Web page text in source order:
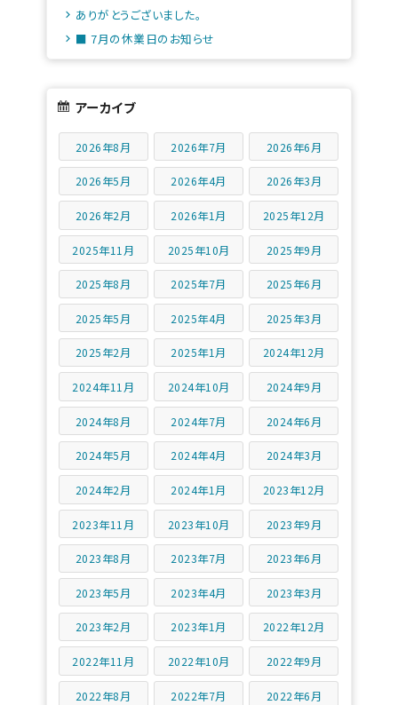
ありがとうございました。
■ 7月の休業日のお知らせ
アーカイブ
2026年8月 2026年7月 2026年6月
2026年5月 2026年4月 2026年3月
2026年2月 2026年1月 2025年12月
2025年11月 2025年10月 2025年9月
2025年8月 2025年7月 2025年6月
2025年5月 2025年4月 2025年3月
2025年2月 2025年1月 2024年12月
2024年11月 2024年10月 2024年9月
2024年8月 2024年7月 2024年6月
2024年5月 2024年4月 2024年3月
2024年2月 2024年1月 2023年12月
2023年11月 2023年10月 2023年9月
2023年8月 2023年7月 2023年6月
2023年5月 2023年4月 2023年3月
2023年2月 2023年1月 2022年12月
2022年11月 2022年10月 2022年9月
2022年8月 2022年7月 2022年6月